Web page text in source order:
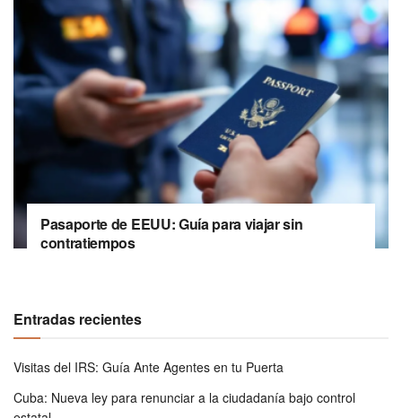
Pasaporte de EEUU: Guía para viajar sin
contratiempos
Entradas recientes
Visitas del IRS: Guía Ante Agentes en tu Puerta
Cuba: Nueva ley para renunciar a la ciudadanía bajo control